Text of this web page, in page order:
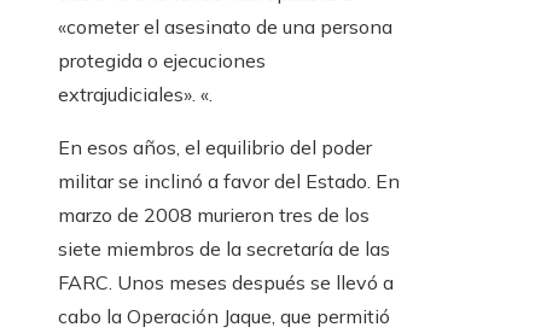
«cometer el asesinato de una persona
protegida o ejecuciones
extrajudiciales». «.
En esos años, el equilibrio del poder
militar se inclinó a favor del Estado. En
marzo de 2008 murieron tres de los
siete miembros de la secretaría de las
FARC. Unos meses después se llevó a
cabo la Operación Jaque, que permitió